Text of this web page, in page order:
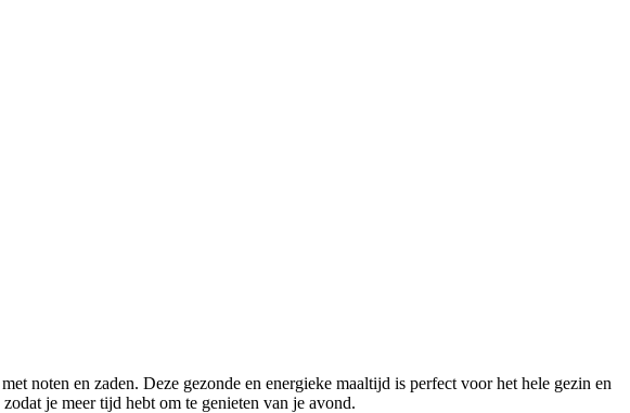
noten en zaden. Deze gezonde en energieke maaltijd is perfect voor het hele gezin en
je meer tijd hebt om te genieten van je avond.